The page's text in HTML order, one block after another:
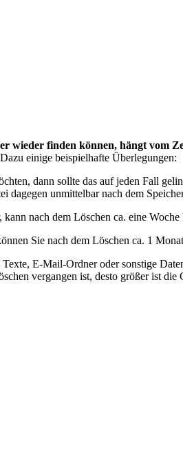
wieder finden können, hängt vom
einige beispielhafte Überlegungen:
dann sollte das auf jeden Fall
dagegen unmittelbar nach dem
nach dem Löschen ca. eine
Sie nach dem Löschen ca. 1
E-Mail-Ordner oder sonstige
vergangen ist, desto größer ist